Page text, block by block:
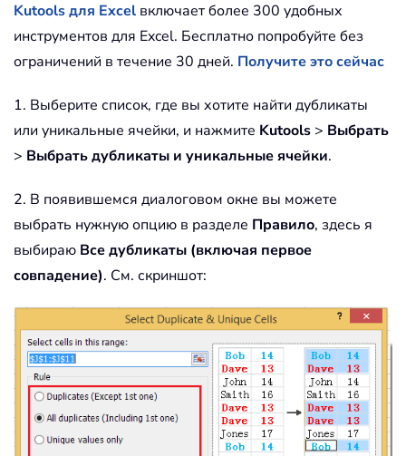
Kutools для Excel включает более 300 удобных
инструментов для Excel. Бесплатно попробуйте без
ограничений в течение 30 дней. Получите это сейчас
1. Выберите список, где вы хотите найти дубликаты
или уникальные ячейки, и нажмите Kutools > Выбрать
> Выбрать дубликаты и уникальные ячейки.
2. В появившемся диалоговом окне вы можете
выбрать нужную опцию в разделе Правило, здесь я
выбираю Все дубликаты (включая первое
совпадение). См. скриншот: